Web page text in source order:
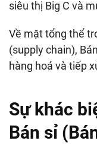
siêu thị Big C và
Về mặt tổng thể
(supply chain),
hàng hoá và tiếp
Sự khác
Bán sỉ